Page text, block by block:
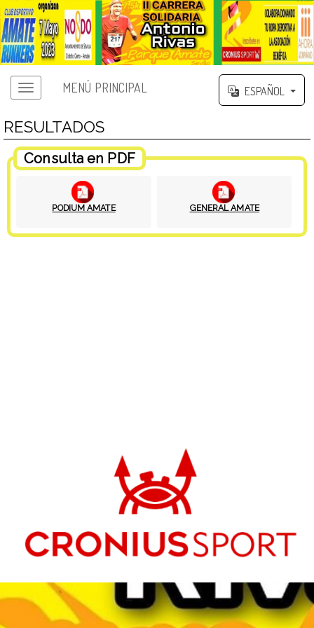
MENÚ PRINCIPAL ESPAÑOL
RESULTADOS
Consulta en PDF
PODIUM AMATE GENERAL AMATE